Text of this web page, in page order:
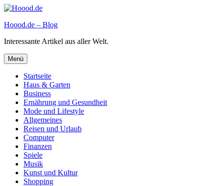
Zum
springen
Hoood.de – Blog
Interessante Artikel aus aller Welt.
Menü
Startseite
Haus & Garten
Business
Ernährung und Gesundheit
Mode und Lifestyle
Allgemeines
Reisen und Urlaub
Computer
Finanzen
Spiele
Musik
Kunst und Kultur
Shopping